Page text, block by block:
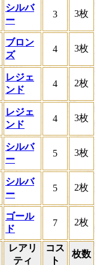
シルバ
ー
3 3枚
ブロン
ズ
4 3枚
レジェ
ンド
4 2枚
レジェ
ンド
4 3枚
シルバ
ー
5 3枚
シルバ
ー
5 2枚
ゴール
ド
7 2枚
レアリ
ティ
コス
ト
枚数